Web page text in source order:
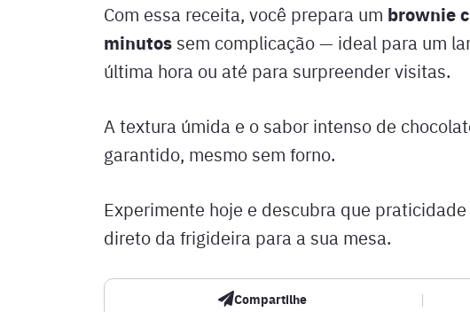
Com essa receita, você prepara um brownie
minutos sem complicação — ideal para um
última hora ou até para surpreender visitas.
A textura úmida e o sabor intenso de
garantido, mesmo sem forno.
Experimente hoje e descubra que
direto da frigideira para a sua mesa.
Compartilhe |